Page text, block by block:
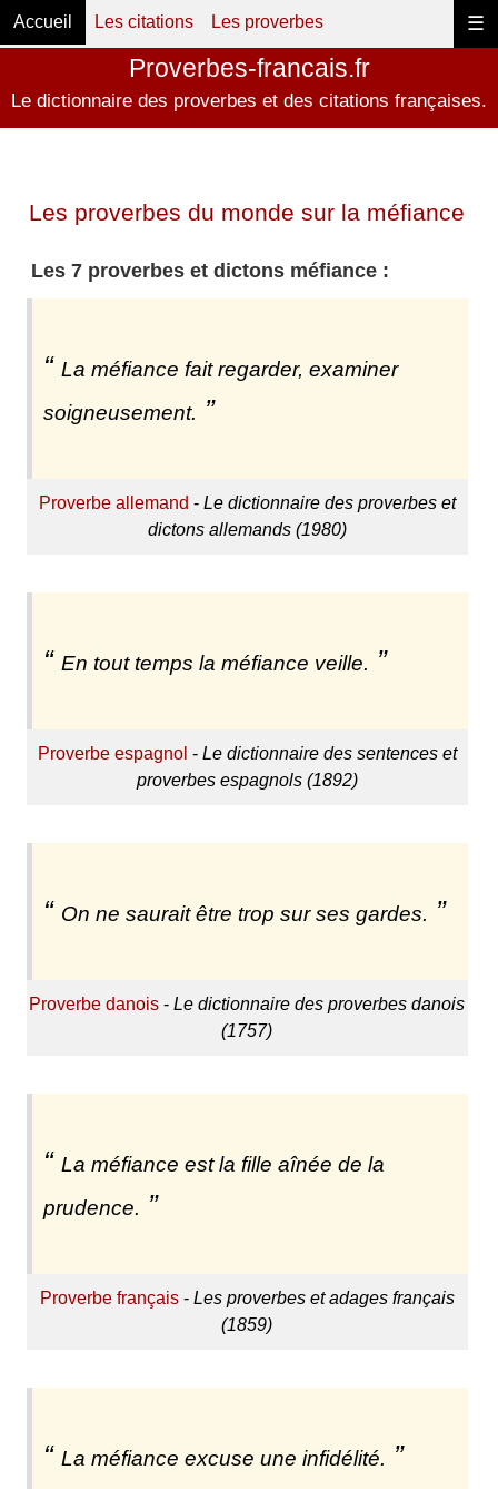
☰
Accueil Les citations Les proverbes
Proverbes-francais.fr
Le dictionnaire des proverbes et des citations françaises.
Les proverbes du monde sur la méfiance
Les 7 proverbes et dictons méfiance :
La méfiance fait regarder, examiner
soigneusement.
Proverbe allemand - Le dictionnaire des proverbes et
dictons allemands (1980)
En tout temps la méfiance veille.
Proverbe espagnol - Le dictionnaire des sentences et
proverbes espagnols (1892)
On ne saurait être trop sur ses gardes.
Proverbe danois -Le dictionnaire des proverbes danois
(1757)
La méfiance est la fille aînée de la
prudence.
Proverbe français- Les proverbes et adages français
(1859)
La méfiance excuse une infidélité.